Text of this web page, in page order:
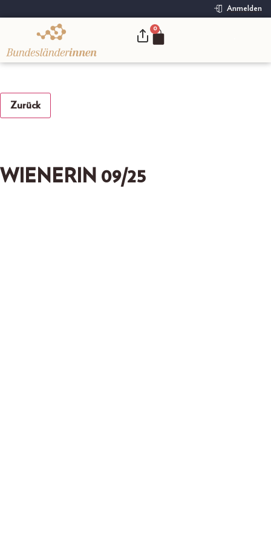
Anmelden
0
Zurück
WIENERIN 09/25